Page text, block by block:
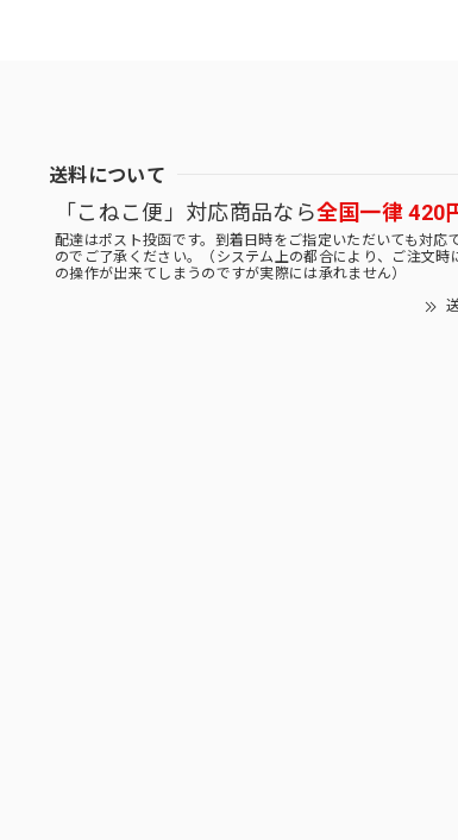
送料について
「こねこ便」対応商品なら全国一律 420
配達はポスト投函です。到着日時をご指定いただいても対応
のでご了承ください。（システム上の都合により、ご注文時
の操作が出来てしまうのですが実際には承れません）